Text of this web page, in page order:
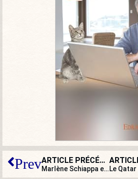
Prev ARTICLE PRÉCÉDENT
Marlène Schiappa et le droit de cuissage